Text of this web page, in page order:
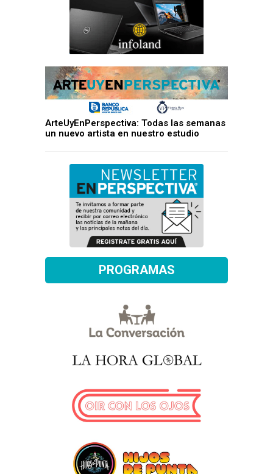
ArteUyEnPerspectiva: Todas las semanas
un nuevo artista en nuestro estudio
PROGRAMAS